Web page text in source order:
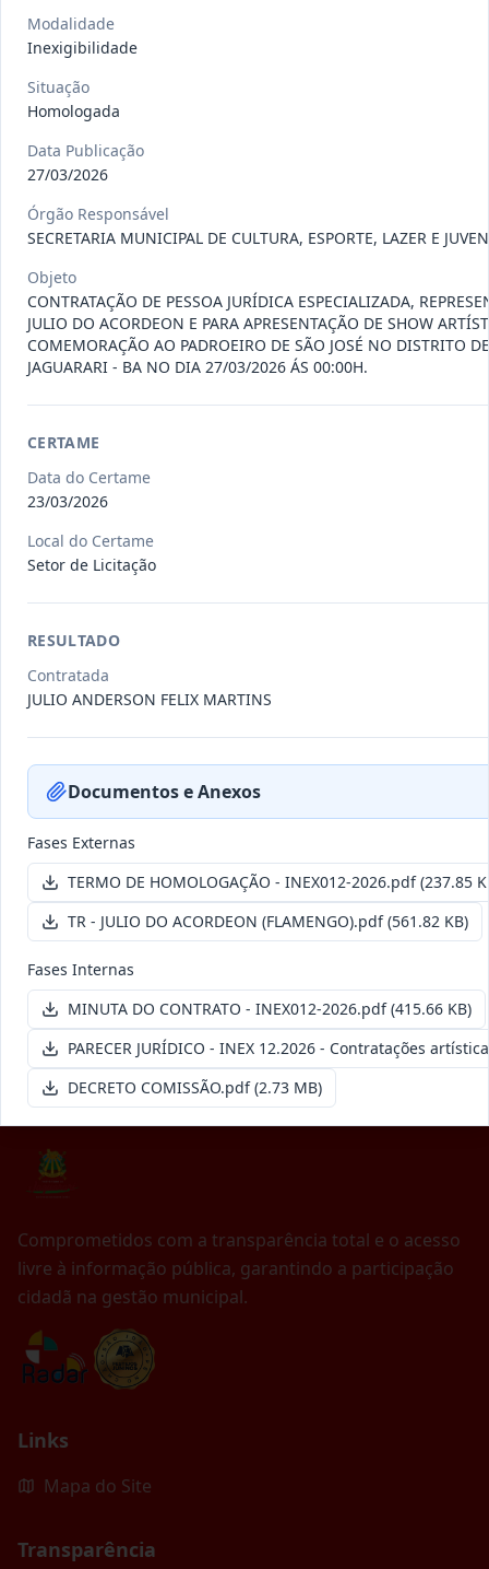
CE003-2026
Concorrência
Data:17/07/2026
INEX041-2026
Inexigibilidade
REPRESENTANTE...
Situação
2026
Dispensa
ALIMENTÍCIOS E DEMAIS INSUMOS
Situação: Concluída
INEX048-2026
Inexigibilidade
JURÍDICA ESPECIALIZADA,
Situação:
INEX054-2026
Inexigibilidade
CONTRATAÇÃO DE PESSOA
JURÍDICA ESPECIALIZADA,
REPRESENTANTE...
Situação: Concluída Data:09/07/2026 Ver detalhes
Anterior
1 2 … 24 Próximo
Comprometidos com a transparência total e o acesso
livre à informação pública, garantindo a participação
cidadã na gestão municipal.
Links
Mapa do Site
Transparência
Modalidade
Inexigibilidade
Situação
Homologada
Data Publicação
27/03/2026
Órgão Responsável
SECRETARIA MUNICIPAL DE CULTURA, ESPORTE, LAZER E
Objeto
CONTRATAÇÃO DE PESSOA JURÍDICA ESPECIALIZADA,
JULIO DO ACORDEON E PARA APRESENTAÇÃO DE SHOW
COMEMORAÇÃO AO PADROEIRO DE SÃO JOSÉ NO DISTRITO
JAGUARARI - BA NO DIA 27/03/2026 ÁS 00:00H.
CERTAME
Data do Certame
23/03/2026
Local do Certame
Setor de Licitação
RESULTADO
Contratada
JULIO ANDERSON FELIX MARTINS
Documentos e Anexos
Fases Externas
TERMO DE HOMOLOGAÇÃO - INEX012-2026.pdf(237.85
TR - JULIO DO ACORDEON (FLAMENGO).pdf(561.82 KB)
Fases Internas
MINUTA DO CONTRATO - INEX012-2026.pdf(415.66 KB)
PARECER JURÍDICO - INEX 12.2026 - Contratações
DECRETO COMISSÃO.pdf(2.73 MB)